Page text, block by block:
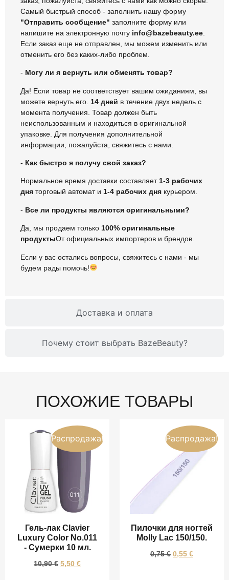
Доставка и оплата
Почему стоит выбрать BazeBeauty?
Самый быстрый способ - заполнить нашу форму
"Отправить сообщение" заполните форму или
напишите на электронную почту info@bazebeauty.ee
Если заказ еще не отправлен, мы можем изменить или
отменить его без каких-либо проблем.
- Могу ли я вернуть или обменять товар?
Да! Если товар не соответствует вашим ожиданиям, вы
можете вернуть его. 14 дней в течение двух недель с
момента получения. Товар должен быть
неиспользованным и находиться в оригинальной
упаковке. Для получения дополнительной
информации, пожалуйста, свяжитесь с нами.
- Как быстро я получу свой заказ?
Нормальное время доставки составляет1-3 рабочих
дня торговый автомат и 1-4 рабочих дня курьером.
- Все ли продукты являются оригинальными?
Да, мы продаем только 100% оригинальные
продуктыОт официальных импортеров и брендов.
Если у вас остались вопросы, свяжитесь с нами - мы
будем рады помочь!
ПОХОЖИЕ ТОВАРЫ
Распродажа!
Гель-лак Clavier
Luxury Color No.011
- Сумерки 10 мл.
10,90€ 5,50 €
Распродажа!
Пилочки для ногтей
Molly Lac 150/150.
0,75€ 0,55 €